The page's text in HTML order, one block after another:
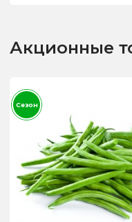
Акционные
Сезон